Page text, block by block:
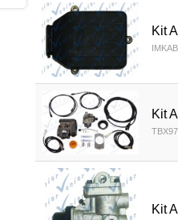
Kit
Kit
Kit